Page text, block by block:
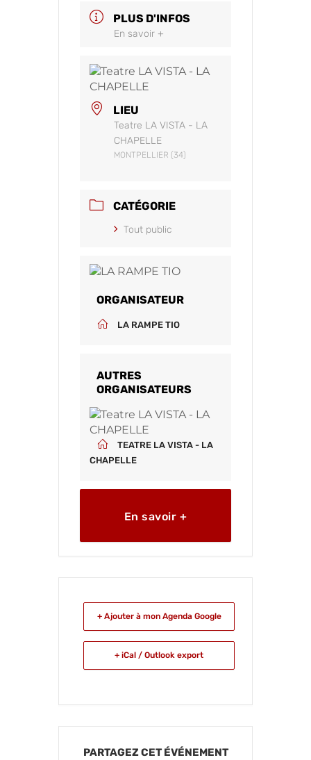
PLUS D'INFOS
En savoir +
LIEU
Teatre LA VISTA - LA
CHAPELLE
MONTPELLIER (34)
CATÉGORIE
Tout public
ORGANISATEUR
LA RAMPE TIO
AUTRES
ORGANISATEURS
TEATRE LA VISTA - LA
CHAPELLE
En savoir +
+ Ajouter à mon Agenda Google
+ iCal / Outlook export
PARTAGEZ CET ÉVÉNEMENT